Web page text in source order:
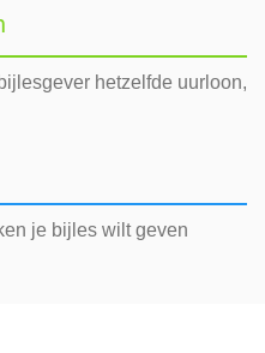
hetzelfde uurloon,
je bijles wilt geven